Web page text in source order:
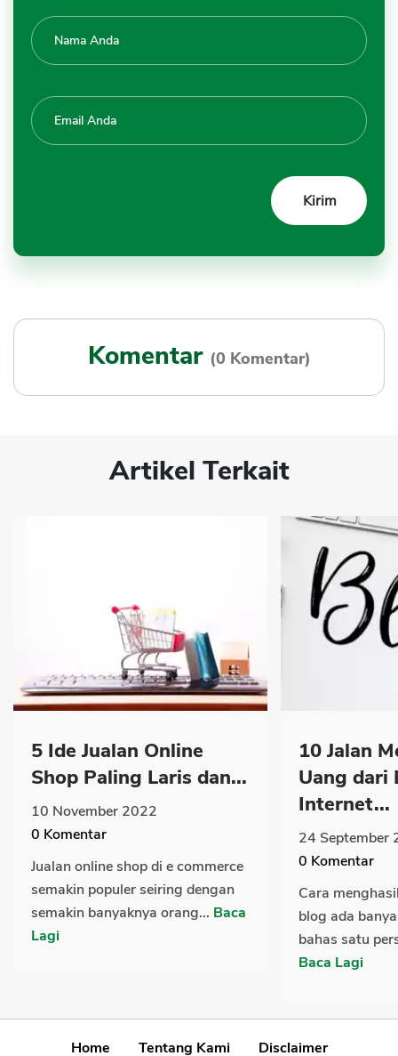
Komentar (0 Komentar)
Artikel Terkait
5 Ide Jualan Online
Shop Paling Laris dan...
10 November 2022
0 Komentar
Jualan online shop di e commerce
semakin populer seiring dengan
semakin banyaknya orang... Baca
Lagi
10 Jalan
Uang dari
Internet...
24 September
0 Komentar
Cara
blog ada
bahas satu
Baca Lagi
Home Tentang Kami Disclaimer